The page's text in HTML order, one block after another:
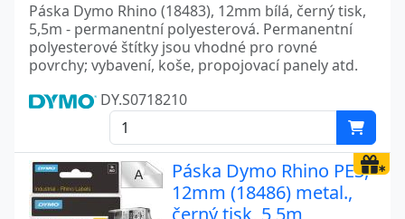
Páska Dymo Rhino (18483), 12mm bílá, černý tisk,
5,5m - permanentní polyesterová. Permanentní
polyesterové štítky jsou vhodné pro rovné
povrchy; vybavení, koše, propojovací panely atd.
DY.S0718210
Páska Dymo Rhino PES,
12mm (18486) metal.,